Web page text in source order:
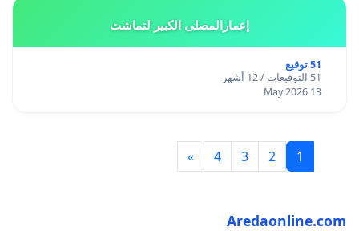
إعمارالمصلى الكبير لتماشت
51 توقيع
51 التوقيعات / 12 أشهر
13 May 2026
1
2
3
4
»
Aredaonline.com